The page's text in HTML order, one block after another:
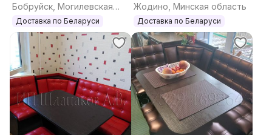
РАССРОЧКА без%
Бобруйск, Могилевская
область
Доставка по Беларуси
Жодино, Минская область
Доставка по Беларуси